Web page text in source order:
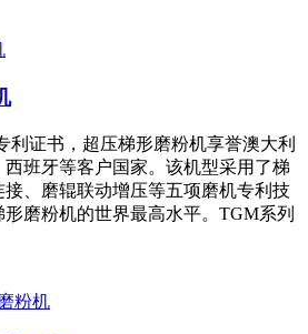
利证书，超压梯形磨粉机享誉澳大利
西班牙等客户国家。该机型采用了梯
、磨辊联动增压等五项磨机专利技
磨粉机的世界最高水平。TGM系列